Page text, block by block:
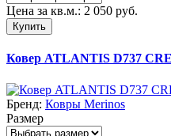
Цена за кв.м.: 2 050 руб.
Купить
Ковер ATLANTIS D737
Бренд: Ковры Merinos
Размер